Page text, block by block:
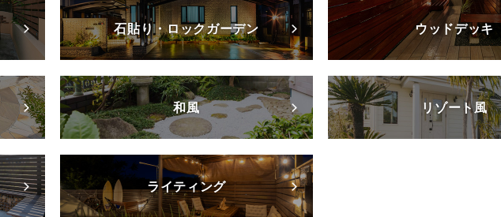
石貼り・ロックガーデン ウッドデッキ
和風 リゾート風
ライティング